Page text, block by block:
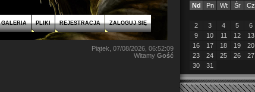
GALERIA PLIKI REJESTRACJA ZALOGUJ SIĘ
Piątek, 07/08/2026, 06:52:09
Witamy Gość
Nd
Pn Wt Śr Cz
2
3 4 5 6
9
10 11 12 13
16
17 18 19 20
23
24 25 26 27
30
31